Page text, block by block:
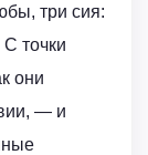
три сия:
точки
они
— и